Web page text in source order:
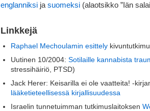
englanniksi ja suomeksi (alaotsikko ”Iän
Linkkejä
Raphael Mechoulamin esittely
Uutinen 10/2004: Sotilaille kannabista
stressihäiriö, PTSD)
Jack Herer: Keisarilla ei ole vaatteita! -
lääketieteellisessä kirjallisuudessa
Israelin tunnetuimman tutkimuslaitoksen